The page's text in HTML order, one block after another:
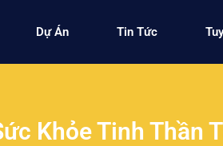
Dự Án Tin Tức
Khỏe Tinh Thần